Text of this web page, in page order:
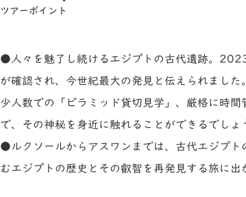
ツアーポイント
●人々を魅了し続けるエジプトの古代遺跡。
が確認され、今世紀最大の発見と伝えられまし
少人数での「ピラミッド貸切見学」、厳格に時
で、その神秘を身近に触れることができるでしょ
●ルクソールからアスワンまでは、古代エジプト
むエジプトの歴史とその叡智を再発見する旅に出